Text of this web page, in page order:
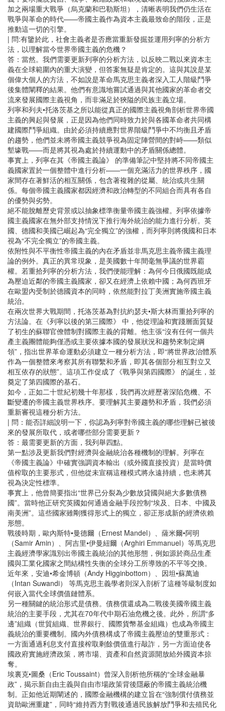
加之兩場重大戰爭（烏克蘭和巴勒斯坦），清晰表明我們仍生活在
戰爭與革命的時代——帝國主義作為資本主義最致命的階段，正是
推動這一切的引擎。
| 問:有鑒於此，社會主義者是否應當重新發掘並運用列寧的分析方
法，以理解當今世界帝國主義的危機？
答：當然。我們需要更新列寧的分析方法，以反映二戰以來資本主
義在全球範圍內的重大演變，但答案無疑是肯定的。這與其說是某
個偉大個人的方法，不如說是革命馬克思主義者深入工人階級鬥爭
後集體闡釋的結果。他們有意識地嘗試通過與其他國家的革命者交
流來發展國際主義視角，而非滿足於狹隘的民族主義立場。
列寧和列夫•托洛茨基之所以能從真正的國際主義視角剖析世界帝國
主義的興起與發展，正是因為他們同時致力於與各國革命者共同構
建國際鬥爭組織。由於必須持續應對世界階級鬥爭中不均衡且矛盾
的趨勢，他們並未將帝國主義競爭視為固定陣營間的對峙——類似
塹壕戰——而是將其視為處於持續運動中的矛盾關係總體。
事實上，列寧在其《帝國主義論》 的準備筆記中堅持將不同帝國主
義國家置於一個整體中進行分析——一個充滿活力的世界秩序，國
家間存在著鮮活的相互關係，包含著複雜的從屬、統治或共生關
係。每個帝國主義國家都因經濟和政治轉型的不同組合而具有各自
的優勢與劣勢。
絕不能脫離歷史背景或以抽象標準衡量帝國主義強權。列寧依據帝
國主義國家在無外部支持情況下推行海外統治的能力進行分析。英
國、德國和美國已崛起為“完全獨立”的強權，而列寧則將俄國和日本
視為“不完全獨立”的帝國主義。
依附性與不平衡性帝國主義的內在矛盾並非馬克思主義帝國主義理
論的例外。真正的異常現象，是美國數十年間毫無爭議的世界霸
權。若重拾列寧的分析方法，我們便能理解：為何今日俄國既能成
為壓迫近鄰的帝國主義國家，卻又在經濟上依賴中國；為何西班牙
在歐盟內受制於德國資本的同時，依然能對拉丁美洲實施帝國主義
統治。
在兩次世界大戰期間，托洛茨基為對抗約瑟夫•斯大林而重拾列寧的
方法論。在《列寧以後的第三國際》 中，他從理論和實踐層面質疑
了初生的蘇聯官僚體制對國際主義的背離。他主張“沒有任何一個共
產主義團體能夠僅憑或主要依據本國的發展狀況和趨勢來制定綱
領”，指出世界革命運動必須建立一種分析方法，即“將世界政治體系
作為一個整體來考察其所有聯繫和矛盾，即其各個部分相互對立又
相互依存的狀態”。這項工作促成了《戰爭與第四國際》 的誕生，並
奠定了第四國際的基石。
如今，正如二十世紀初幾十年那樣，我們再次經歷著深陷危機、不
斷變遷的帝國主義世界秩序。要理解其主要趨勢和矛盾，我們必須
重新審視這種分析方法。
| 問：能否詳細說明一下，你認為列寧對帝國主義的哪些理解已被後
來的發展所取代，或者哪些部分需要更新？
答：最需要更新的方面，我列舉四點。
第一點涉及更新我們對經濟與金融統治各種機制的理解。列寧在
《帝國主義論》中確實強調資本輸出（或外國直接投資）是當時價
值榨取的主要形式，但他從未宣稱這種模式將永遠持續，也未將其
視為決定性標準。
事實上，他曾簡要指出“世界已分裂為少數放貸國與絕大多數債務
國”。當時他正研究英國如何通過金融手段控制“埃及、日本、中國及
南美洲”。這些國家雖剛獲得形式上的獨立，卻正形成新的經濟依賴
形態。
戰後時期，歐內斯特•曼德爾（Ernest Mandel）、薩米爾•阿明
（Samir Amin）、阿吉里•伊曼紐爾（Arghiri Emmanuel）等馬克思
主義經濟學家識別出帝國主義統治的其他形態，例如源於商品生產
國與工業化國家之間結構性失衡的全球分工所導致的不平等交換。
近年來，安迪•希金博頓（Andy Higginbottom）、因坦•蘇萬迪
（Intan Suwandi） 等馬克思主義學者則深入剖析了這種等級制度如
何嵌入當代全球價值鏈體系。
另一種關鍵的統治形式是債務。債務償還成為二戰後美國帝國主義
統治的主要手段，尤其在70年代中期石油危機之後。此外，所謂“多
邊”組織（世貿組織、世界銀行、國際貨幣基金組織）也成為帝國主
義統治的重要機制。國內外債務構成了帝國主義壓迫的雙重形式：
一方面通過利息支付直接榨取剩餘價值進行敲詐，另一方面迫使各
國政府實施經濟政策，將市場、資產和自然資源開放給外國資本掠
奪。
埃裏克•圖桑（Eric Toussaint）曾深入剖析他所稱的“全球金融暴
政”，揭示新自由主義與自由市場政策背後隱蔽的帝國主義統治機
制。正如他近期闡述的，國際金融機構的建立旨在“強制償付債務並
資助歐洲重建”，同時“維持西方對戰後通過民族解放鬥爭和去殖民化